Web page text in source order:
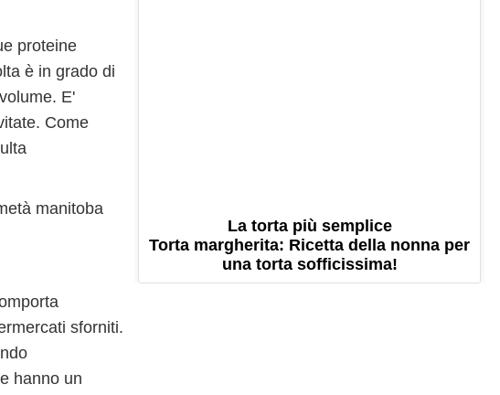
proteine
è in grado di
E'
Come
manitoba
sforniti.
hanno un
La torta più semplice
Torta margherita: Ricetta della nonna per
una torta sofficissima!